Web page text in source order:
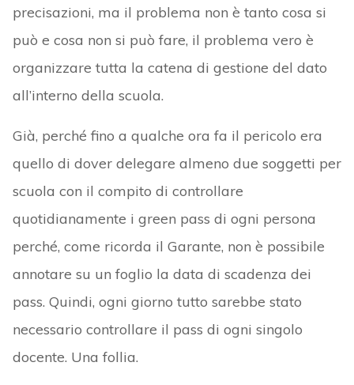
precisazioni, ma il problema non è tanto cosa si
può e cosa non si può fare, il problema vero è
organizzare tutta la catena di gestione del dato
all’interno della scuola.
Già, perché fino a qualche ora fa il pericolo era
quello di dover delegare almeno due soggetti per
scuola con il compito di controllare
quotidianamente i green pass di ogni persona
perché, come ricorda il Garante, non è possibile
annotare su un foglio la data di scadenza dei
pass. Quindi, ogni giorno tutto sarebbe stato
necessario controllare il pass di ogni singolo
docente. Una follia.